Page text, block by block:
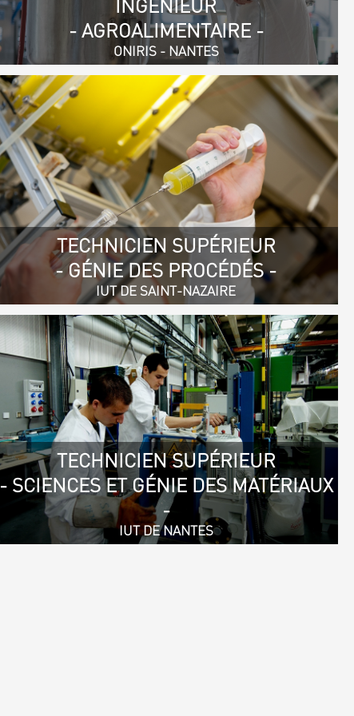
INGÉNIEUR
- AGROALIMENTAIRE -
ONIRIS - NANTES
TECHNICIEN SUPÉRIEUR
- GÉNIE DES PROCÉDÉS -
IUT DE SAINT-NAZAIRE
TECHNICIEN SUPÉRIEUR
- SCIENCES ET GÉNIE DES MATÉRIAUX
-
IUT DE NANTES